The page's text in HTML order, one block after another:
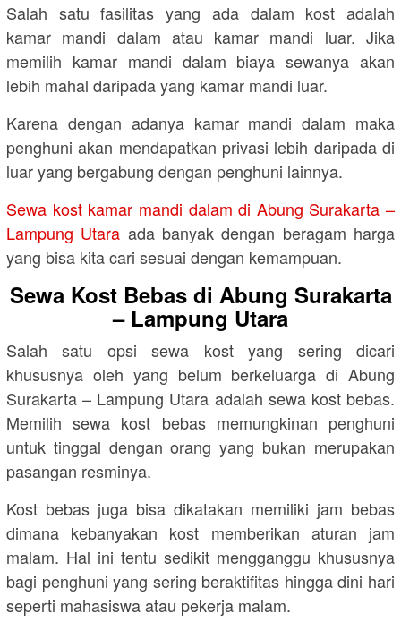
Salah satu fasilitas yang ada dalam kost adalah
kamar mandi dalam atau kamar mandi luar. Jika
memilih kamar mandi dalam biaya sewanya akan
lebih mahal daripada yang kamar mandi luar.
Karena dengan adanya kamar mandi dalam maka
penghuni akan mendapatkan privasi lebih daripada di
luar yang bergabung dengan penghuni lainnya.
Sewa kost kamar mandi dalam di Abung Surakarta –
Lampung Utara ada banyak dengan beragam harga
yang bisa kita cari sesuai dengan kemampuan.
Sewa Kost Bebas di Abung Surakarta
– Lampung Utara
Salah satu opsi sewa kost yang sering dicari
khususnya oleh yang belum berkeluarga di Abung
Surakarta – Lampung Utara adalah sewa kost bebas.
Memilih sewa kost bebas memungkinan penghuni
untuk tinggal dengan orang yang bukan merupakan
pasangan resminya.
Kost bebas juga bisa dikatakan memiliki jam bebas
dimana kebanyakan kost memberikan aturan jam
malam. Hal ini tentu sedikit mengganggu khususnya
bagi penghuni yang sering beraktifitas hingga dini hari
seperti mahasiswa atau pekerja malam.